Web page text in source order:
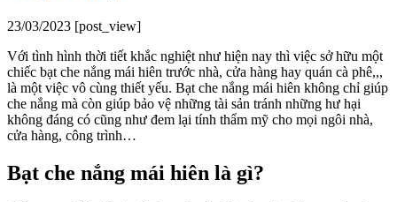
23/03/2023 [post_view]
Với tình hình thời tiết khắc nghiệt như hiện nay thì việc sở hữu một
chiếc bạt che nắng mái hiên trước nhà, cửa hàng hay quán cà phê,,,
là một việc vô cùng thiết yếu. Bạt che nắng mái hiên không chỉ giúp
che nắng mà còn giúp bảo vệ những tài sản tránh những hư hại
không đáng có cũng như đem lại tính thẩm mỹ cho mọi ngôi nhà,
cửa hàng, công trình…
Bạt che nắng mái hiên là gì?